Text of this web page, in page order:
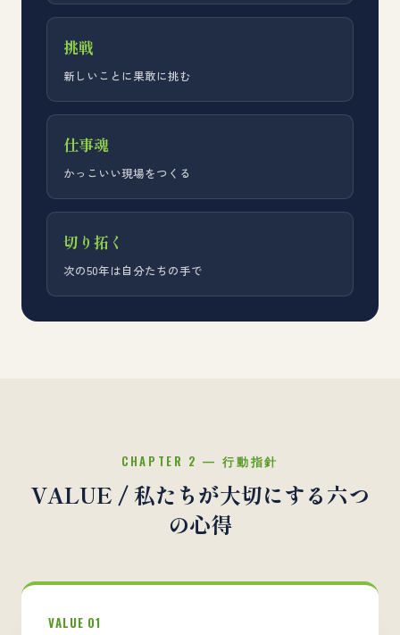
挑戦
新しいことに果敢に挑む
仕事魂
かっこいい現場をつくる
切り拓く
次の50年は自分たちの手で
CHAPTER 2 — 行動指針
VALUE / 私たちが大切にする六つ
の心得
VALUE 01